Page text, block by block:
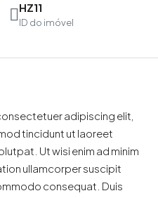
HZ11
ID do imóvel
adipiscing elit,
tincidunt ut laoreet
Ut wisi enim ad minim
ullamcorper suscipit
consequat. Duis